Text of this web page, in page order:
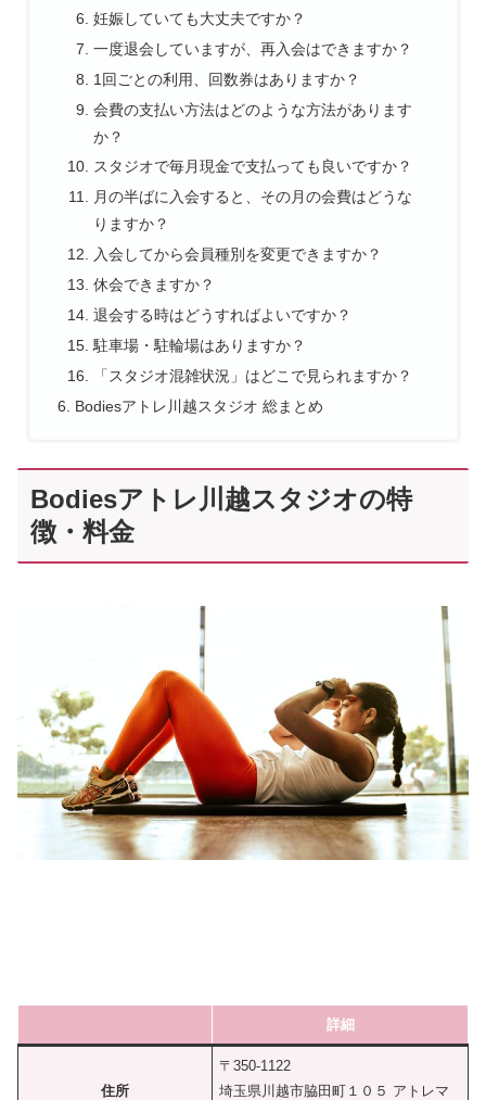
妊娠していても大丈夫ですか？
一度退会していますが、再入会はできますか？
1回ごとの利用、回数券はありますか？
会費の支払い方法はどのような方法があります
か？
スタジオで毎月現金で支払っても良いですか？
月の半ばに入会すると、その月の会費はどうな
りますか？
入会してから会員種別を変更できますか？
休会できますか？
退会する時はどうすればよいですか？
駐車場・駐輪場はありますか？
「スタジオ混雑状況」はどこで見られますか？
Bodiesアトレ川越スタジオ 総まとめ
Bodiesアトレ川越スタジオの特
徴・料金
詳細
住所
〒350-1122
埼玉県川越市脇田町１０５ アトレマ